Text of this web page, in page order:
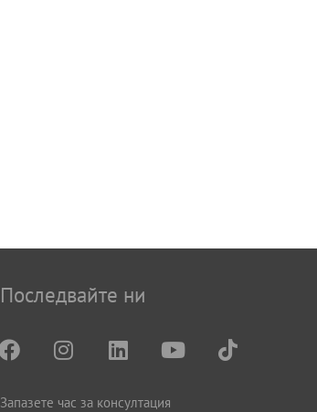
Последвайте ни
Запазете час за консултация